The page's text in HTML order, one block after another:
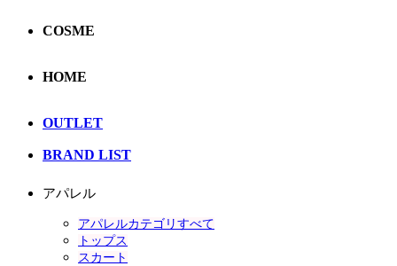
COSME
HOME
OUTLET
BRAND LIST
アパレル
アパレルカテゴリすべて
トップス
スカート